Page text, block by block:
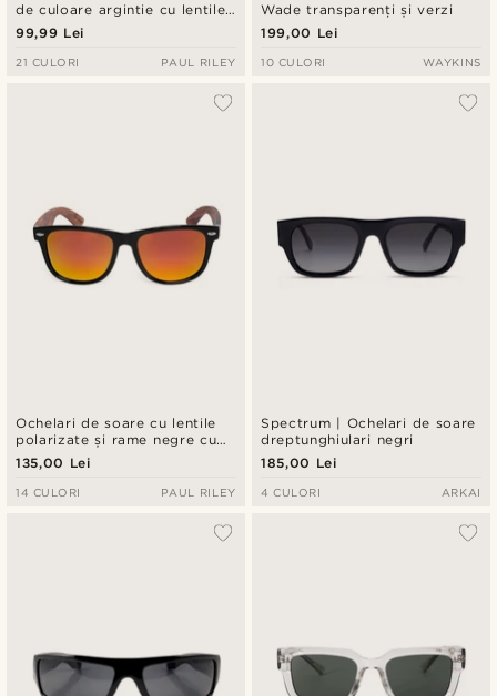
de culoare argintie cu lentile
oglindite albastre
99,99 Lei
21 CULORI PAUL RILEY
Wade transparenți și verzi
199,00 Lei
10 CULORI WAYKINS
Ochelari de soare cu lentile
polarizate și rame negre cu
lemn de trandafir
135,00 Lei
14 CULORI PAUL RILEY
Spectrum | Ochelari de soare
dreptunghiulari negri
185,00 Lei
4 CULORI ARKAI